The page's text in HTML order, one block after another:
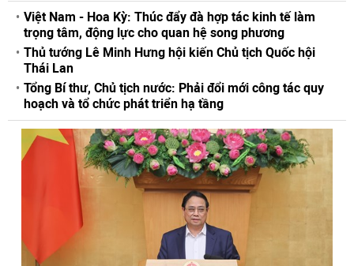
Việt Nam - Hoa Kỳ: Thúc đẩy đà hợp tác kinh tế làm
trọng tâm, động lực cho quan hệ song phương
Thủ tướng Lê Minh Hưng hội kiến Chủ tịch Quốc hội
Thái Lan
Tổng Bí thư, Chủ tịch nước: Phải đổi mới công tác quy
hoạch và tổ chức phát triển hạ tầng